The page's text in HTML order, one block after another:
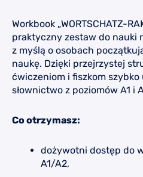
Workbook „WORTSCHATZ-
praktyczny zestaw do nauki
z myślą o osobach
naukę. Dzięki przejrzystej
ćwiczeniom i fiszkom
słownictwo z poziomów A1 i
Co otrzymasz:
dożywotni dostęp do
A1/A2,